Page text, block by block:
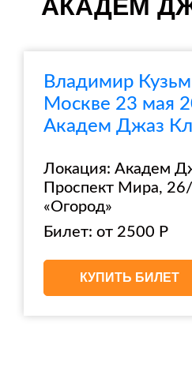
АКАДЕМ
Владимир
Москве 23 мая
Академ Джаз
Локация: Академ
Проспект Мира,
«Огород»
Билет: от 2500 Р
КУПИТЬ БИЛЕТ